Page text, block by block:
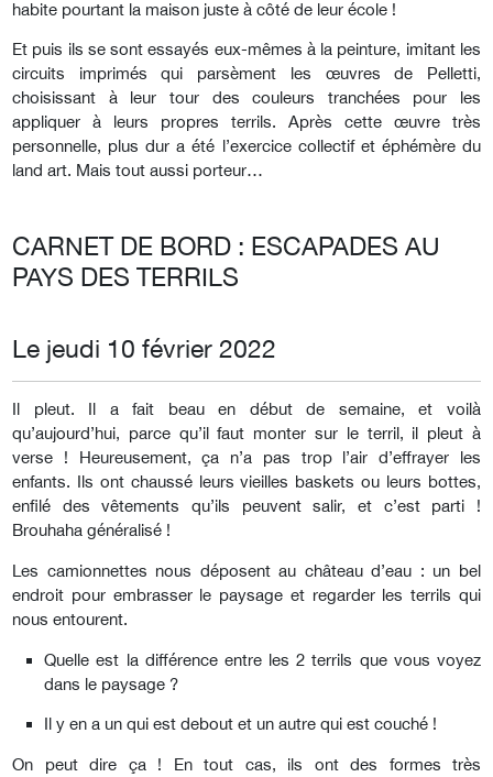
habite pourtant la maison juste à côté de leur école !
Et puis ils se sont essayés eux-mêmes à la peinture, imitant les
circuits imprimés qui parsèment les œuvres de Pelletti,
choisissant à leur tour des couleurs tranchées pour les
appliquer à leurs propres terrils. Après cette œuvre très
personnelle, plus dur a été l’exercice collectif et éphémère du
land art. Mais tout aussi porteur…
CARNET DE BORD : ESCAPADES AU
PAYS DES TERRILS
Le jeudi 10 février 2022
Il pleut. Il a fait beau en début de semaine, et voilà
qu’aujourd’hui, parce qu’il faut monter sur le terril, il pleut à
verse ! Heureusement, ça n’a pas trop l’air d’effrayer les
enfants. Ils ont chaussé leurs vieilles baskets ou leurs bottes,
enfilé des vêtements qu’ils peuvent salir, et c’est parti !
Brouhaha généralisé !
Les camionnettes nous déposent au château d’eau : un bel
endroit pour embrasser le paysage et regarder les terrils qui
nous entourent.
Quelle est la différence entre les 2 terrils que vous voyez
dans le paysage ?
Il y en a un qui est debout et un autre qui est couché !
On peut dire ça ! En tout cas, ils ont des formes très